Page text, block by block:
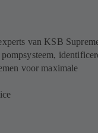
van KSB
voor maximale